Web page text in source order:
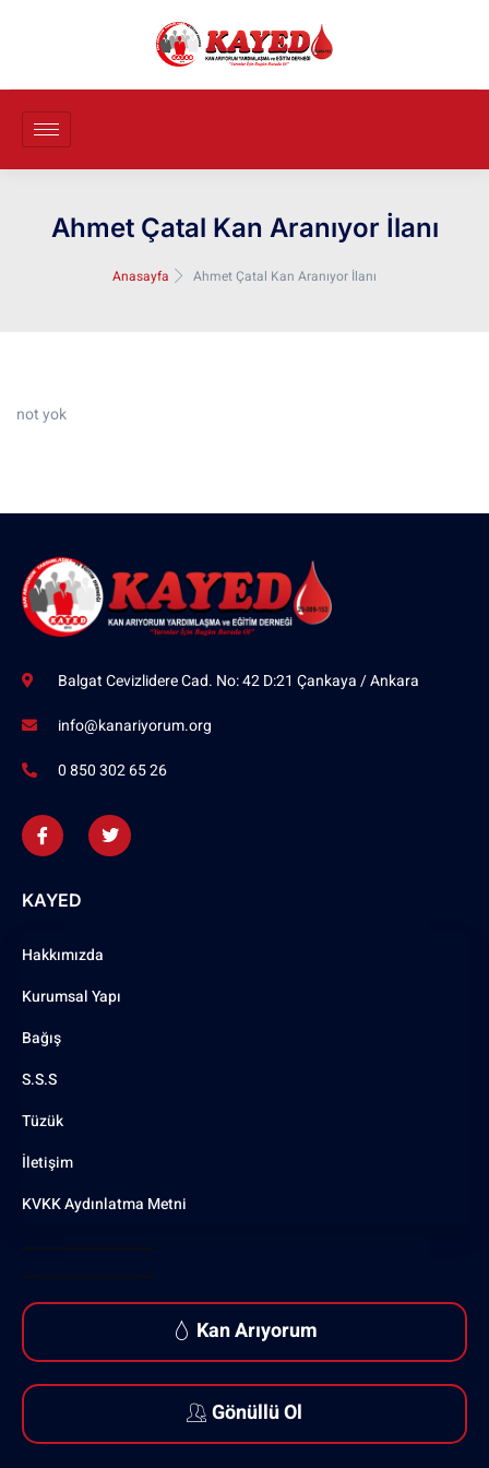
Ahmet Çatal Kan Aranıyor İlanı
Anasayfa Ahmet Çatal Kan Aranıyor İlanı
not yok
Balgat Cevizlidere Cad. No: 42 D:21 Çankaya / Ankara
info@kanariyorum.org
0 850 302 65 26
KAYED
Hakkımızda
Kurumsal Yapı
Bağış
S.S.S
Tüzük
İletişim
KVKK Aydınlatma Metni
Kan Arıyorum
Gönüllü Ol